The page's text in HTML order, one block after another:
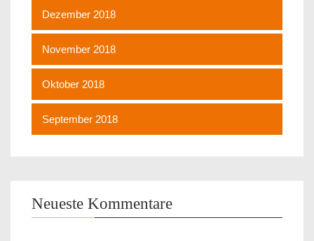
Dezember 2018
November 2018
Oktober 2018
September 2018
Neueste Kommentare